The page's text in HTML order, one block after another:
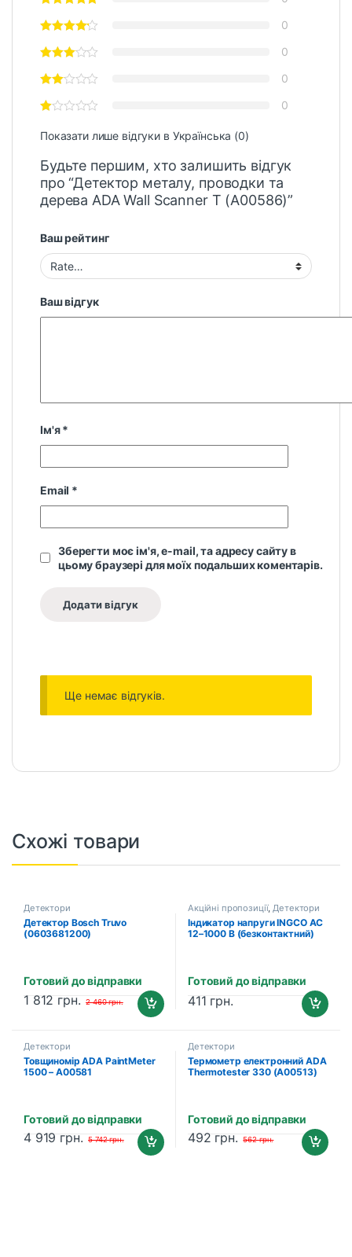
0
0
0
0
Показати лише відгуки в Українська (0)
Будьте першим, хто залишить відгук
про “Детектор металу, проводки та
дерева ADA Wall Scanner T (A00586)”
Ваш рейтинг
Ваш відгук
Ім'я*
Email *
Зберегти моє ім'я, e-mail, та адресу сайту в
цьому браузері для моїх подальших коментарів.
Ще немає відгуків.
Схожі товари
Детектори
Детектор Bosch Truvo
(0603681200)
Готовий до відправки
1 812 грн. 2 460грн.
Акційні пропозиції,Детектори
Індикатор напруги INGCO AC
12–1000 В (безконтактний)
Готовий до відправки
411 грн.
Детектори
Товщиномір ADA PaintMeter
1500 – A00581
Готовий до відправки
4 919 грн. 5 742грн.
Детектори
Термометр електронний ADA
Thermotester 330 (A00513)
Готовий до відправки
492 грн. 562грн.